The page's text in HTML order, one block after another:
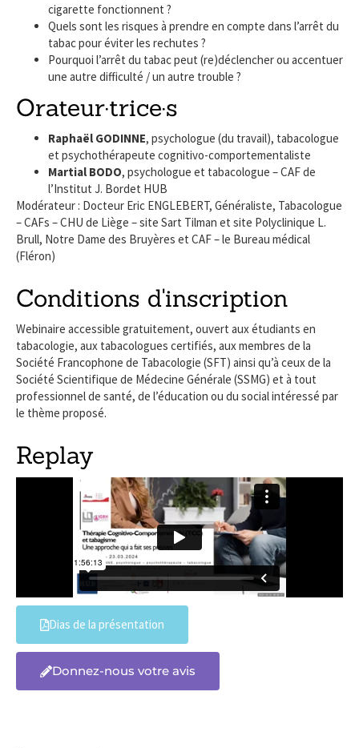
cigarette fonctionnent ?
Quels sont les risques à prendre en compte dans l’arrêt du
tabac pour éviter les rechutes ?
Pourquoi l’arrêt du tabac peut (re)déclencher ou accentuer
une autre difficulté / un autre trouble ?
Orateur·trice·s
Raphaël GODINNE, psychologue (du travail), tabacologue
et psychothérapeute cognitivo-comportementaliste
Martial BODO, psychologue et tabacologue – CAF de
l’Institut J. Bordet HUB
Modérateur : Docteur Eric ENGLEBERT, Généraliste, Tabacologue
–CAFs – CHU de Liège – site Sart Tilman et site Polyclinique L.
Brull, Notre Dame des Bruyères et CAF – le Bureau médical
(Fléron)
Conditions d'inscription
Webinaire accessible gratuitement, ouvert aux étudiants en
tabacologie, aux tabacologues certifiés, aux membres de la
Société Francophone de Tabacologie (SFT) ainsi qu’à ceux de la
Société Scientifique de Médecine Générale (SSMG) et à tout
professionnel de santé, de l’éducation ou du social intéressé par
le thème proposé.
Replay
Dias de la présentation
Donnez-nous votre avis